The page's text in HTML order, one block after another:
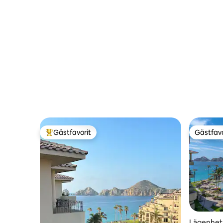
Populär gästfavorit
Gästfavorit